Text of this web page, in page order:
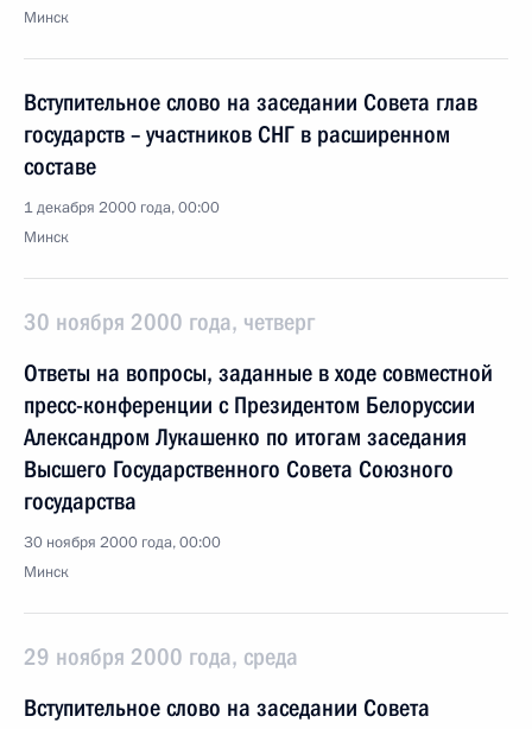
Минск
Вступительное слово на заседании Совета глав
государств – участников СНГ в расширенном
составе
1 декабря 2000 года, 00:00
Минск
30 ноября 2000 года, четверг
Ответы на вопросы, заданные в ходе совместной
пресс-конференции с Президентом Белоруссии
Александром Лукашенко по итогам заседания
Высшего Государственного Совета Союзного
государства
30 ноября 2000 года, 00:00
Минск
29 ноября 2000 года, среда
Вступительное слово на заседании Совета